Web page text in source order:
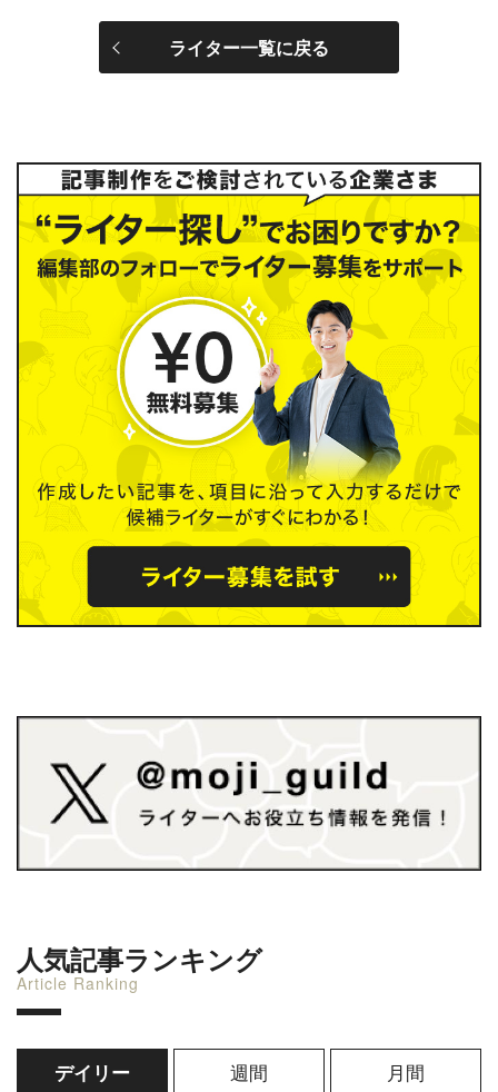
ライター一覧に戻る
人気記事ランキング
Article Ranking
デイリー 週間 月間